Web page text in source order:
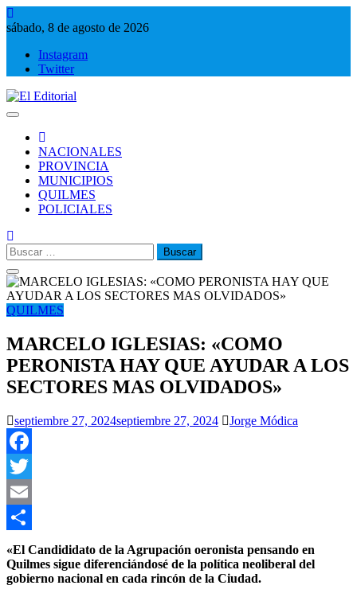
Saltar
al
sábado, 8 de agosto de 2026
Instagram
Twitter
NACIONALES
PROVINCIA
MUNICIPIOS
QUILMES
POLICIALES
Buscar:
QUILMES
MARCELO IGLESIAS: «COMO
PERONISTA HAY QUE AYUDAR A LOS
SECTORES MAS OLVIDADOS»
septiembre 27, 2024septiembre 27, 2024 Jorge Módica
Facebook
Twitter
Email
Compartir
«El Candididato de la Agrupación oeronista pensando en
Quilmes sigue diferenciándosé de la política neoliberal del
gobierno nacional en cada rincón de la Ciudad.